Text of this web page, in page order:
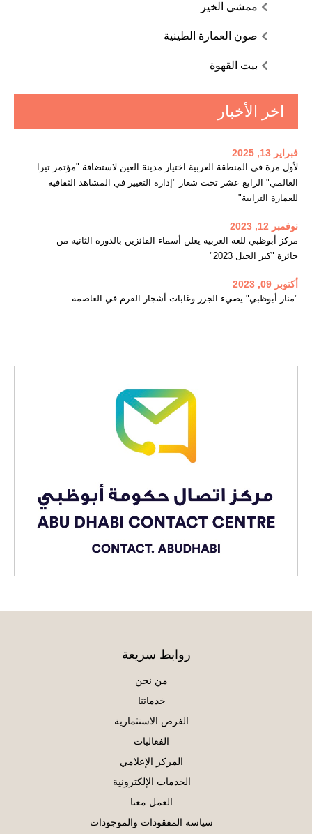
ممشى الخير
صون العمارة الطينية
بيت القهوة
اخر الأخبار
فبراير 13, 2025
لأول مرة في المنطقة العربية اختيار مدينة العين لاستضافة "مؤتمر تيرا
العالمي" الرابع عشر تحت شعار "إدارة التغيير في المشاهد الثقافية
للعمارة الترابية"
نوفمبر 12, 2023
مركز أبوظبي للغة العربية يعلن أسماء الفائزين بالدورة الثانية من
جائزة "كنز الجيل 2023"
أكتوبر 09, 2023
"منار أبوظبي" يضيء الجزر وغابات أشجار القرم في العاصمة
روابط سريعة
من نحن
خدماتنا
الفرص الاستثمارية
الفعاليات
المركز الإعلامي
الخدمات الإلكترونية
العمل معنا
سياسة المفقودات والموجودات